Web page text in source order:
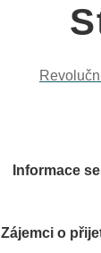
Informace
Zájemci o